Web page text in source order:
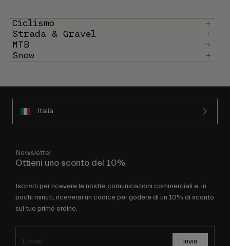
Ciclismo
Strada & Gravel
MTB
Snow
Italia
Newsletter
Ottieni uno sconto del 10%
Iscriviti per ricevere le nostre comunicazioni commerciali e, in
pochi minuti, riceverai un codice per godere di un 10% di sconto
sul tuo primo ordine.
Invia